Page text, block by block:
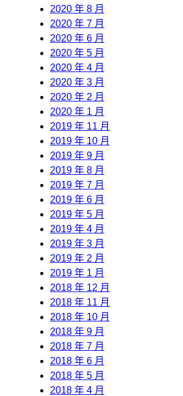
2020 年 8 月
2020 年 7 月
2020 年 6 月
2020 年 5 月
2020 年 4 月
2020 年 3 月
2020 年 2 月
2020 年 1 月
2019 年 11 月
2019 年 10 月
2019 年 9 月
2019 年 8 月
2019 年 7 月
2019 年 6 月
2019 年 5 月
2019 年 4 月
2019 年 3 月
2019 年 2 月
2019 年 1 月
2018 年 12 月
2018 年 11 月
2018 年 10 月
2018 年 9 月
2018 年 7 月
2018 年 6 月
2018 年 5 月
2018 年 4 月